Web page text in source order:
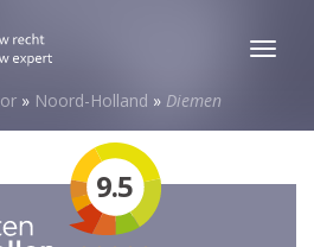
Toggle
» Noord-Holland » Diemen
9.5